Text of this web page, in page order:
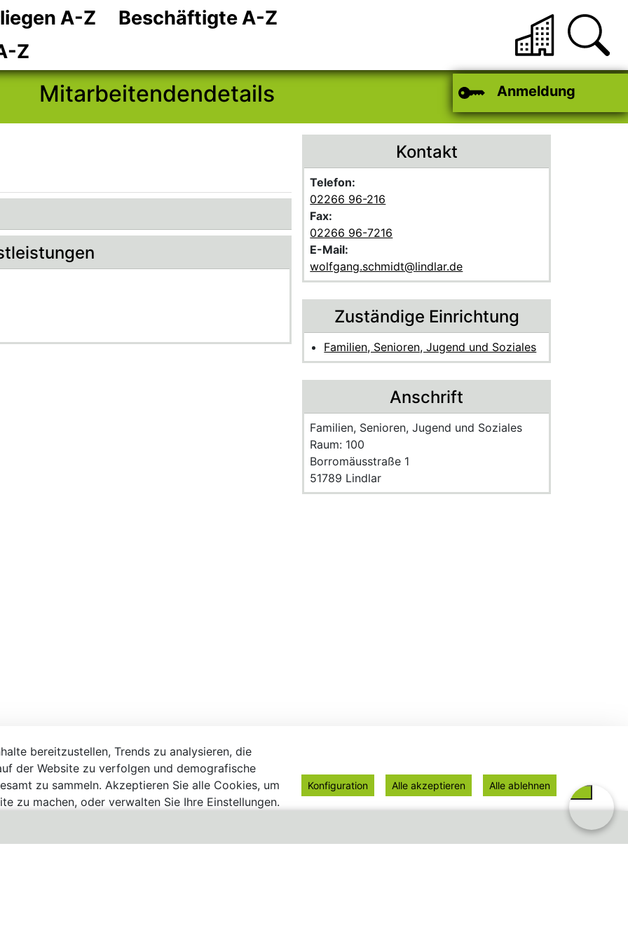
Zum Header
Zum Hauptinhalt
Zum Footer
A-Z
Beschäftigte A-Z
Z
Anmeldung
Mitarbeitendendetails
Kontakt
Telefon:
02266 96-216
Fax:
02266 96-7216
E-Mail:
wolfgang.schmidt@lindlar.de
Zuständige Einrichtung
Familien, Senioren, Jugend und Soziales
Anschrift
Name der Einrichtung:
Familien, Senioren, Jugend und Soziales
Raum des Mitarbeitenden
Raum: 100
Strasse und Hausnummer
Borromäusstraße 1
PLZ und Ort
51789 Lindlar
bereitzustellen, Trends zu analysieren, die
der Website zu verfolgen und demografische
zu sammeln. Akzeptieren Sie alle Cookies, um
zu machen, oder verwalten Sie Ihre Einstellungen.
Konfiguration Alle akzeptieren Alle ablehnen